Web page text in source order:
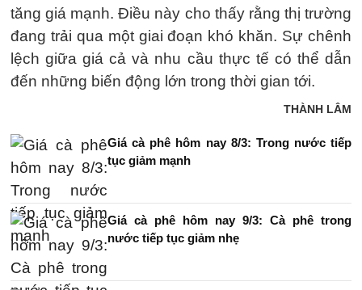
tăng giá mạnh. Điều này cho thấy rằng thị trường
đang trải qua một giai đoạn khó khăn. Sự chênh
lệch giữa giá cả và nhu cầu thực tế có thể dẫn
đến những biến động lớn trong thời gian tới.
THÀNH LÂM
Giá cà phê hôm nay 8/3: Trong nước tiếp
tục giảm mạnh
Giá cà phê hôm nay 9/3: Cà phê trong
nước tiếp tục giảm nhẹ